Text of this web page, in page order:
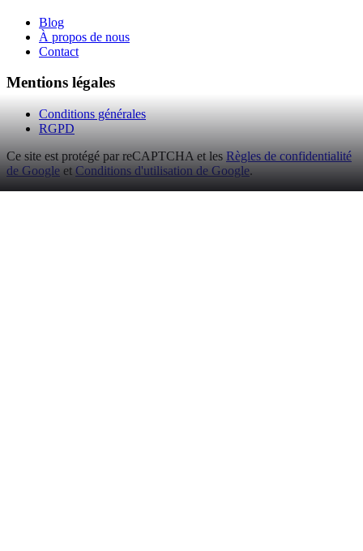
Blog
À propos de nous
Contact
Mentions légales
Conditions générales
RGPD
Ce site est protégé par reCAPTCHA et les Règles de confidentialité
de Google et Conditions d'utilisation de Google.